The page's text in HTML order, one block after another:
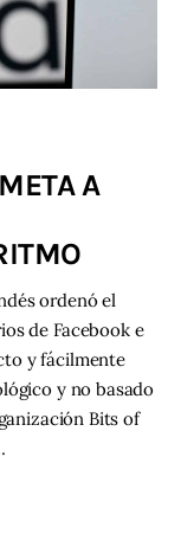
A
ordenó el
de Facebook e
y fácilmente
y no basado
Bits of